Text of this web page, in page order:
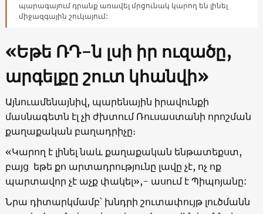
պարագայում դրանք առավել մրցունակ կարող են լինել
միջազգային շուկայում:
«Եթե ՌԴ-ն լսի իր ուզածը,
արգելքը շուտ կհանվի»
Այնուամենայնիվ, պարենային իրավունքի
մասնագետն էլ չի ժխտում Ռուսաստանի որոշման
քաղաքական բաղադրիչը։
«Կարող է լինել նաև քաղաքական ենթատեքստ,
բայց եթե քո արտադրությունը լավը չէ, ոչ ոք
պարտավոր չէ աչք փակել»,- ասում է Պիպոյանը:
Նրա դիտարկմամբ՝ խնդրի շուտափույթ լուծմանն